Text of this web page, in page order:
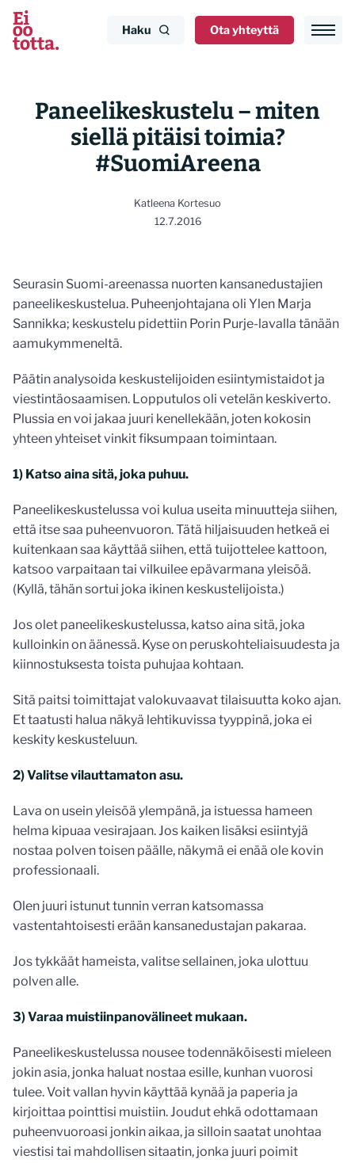
Siirry
sisältöön
Haku Ota yhteyttä
Paneelikeskustelu – miten
siellä pitäisi toimia?
#SuomiAreena
Katleena Kortesuo
12.7.2016
Seurasin Suomi-areenassa nuorten kansanedustajien
paneelikeskustelua. Puheenjohtajana oli Ylen Marja
Sannikka; keskustelu pidettiin Porin Purje-lavalla tänään
aamukymmeneltä.
Päätin analysoida keskustelijoiden esiintymistaidot ja
viestintäosaamisen. Lopputulos oli vetelän keskiverto.
Plussia en voi jakaa juuri kenellekään, joten kokosin
yhteen yhteiset vinkit fiksumpaan toimintaan.
1) Katso aina sitä, joka puhuu.
Paneelikeskustelussa voi kulua useita minuutteja siihen,
että itse saa puheenvuoron. Tätä hiljaisuuden hetkeä ei
kuitenkaan saa käyttää siihen, että tuijottelee kattoon,
katsoo varpaitaan tai vilkuilee epävarmana yleisöä.
(Kyllä, tähän sortui joka ikinen keskustelijoista.)
Jos olet paneelikeskustelussa, katso aina sitä, joka
kulloinkin on äänessä. Kyse on peruskohteliaisuudesta ja
kiinnostuksesta toista puhujaa kohtaan.
Sitä paitsi toimittajat valokuvaavat tilaisuutta koko ajan.
Et taatusti halua näkyä lehtikuvissa tyyppinä, joka ei
keskity keskusteluun.
2) Valitse vilauttamaton asu.
Lava on usein yleisöä ylempänä, ja istuessa hameen
helma kipuaa vesirajaan. Jos kaiken lisäksi esiintyjä
nostaa polven toisen päälle, näkymä ei enää ole kovin
professionaali.
Olen juuri istunut tunnin verran katsomassa
vastentahtoisesti erään kansanedustajan pakaraa.
Jos tykkäät hameista, valitse sellainen, joka ulottuu
polven alle.
3) Varaa muistiinpanovälineet mukaan.
Paneelikeskustelussa nousee todennäköisesti mieleen
jokin asia, jonka haluat nostaa esille, kunhan vuorosi
tulee. Voit vallan hyvin käyttää kynää ja paperia ja
kirjoittaa pointtisi muistiin. Joudut ehkä odottamaan
puheenvuoroasi jonkin aikaa, ja silloin saatat unohtaa
viestisi tai mahdollisen sitaatin, jonka juuri poimit